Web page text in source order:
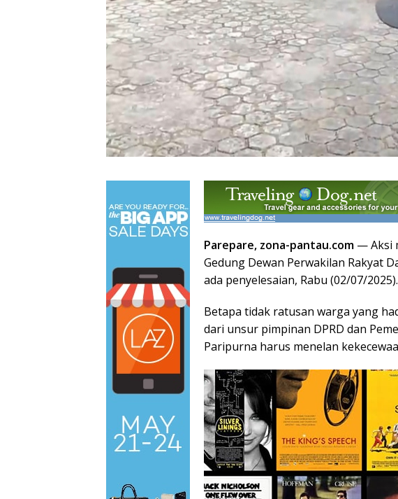
Parepare, zona-pantau.com — Aksi
Gedung Dewan Perwakilan Rakyat
ada penyelesaian, Rabu (02/07/2025).
Betapa tidak ratusan warga yang
dari unsur pimpinan DPRD dan
Paripurna harus menelan